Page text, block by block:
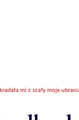
mi z szafy moje